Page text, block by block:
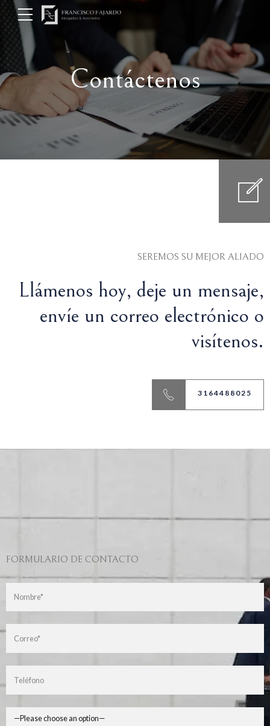
Contáctenos
SEREMOS SU MEJOR ALIADO
Llámenos hoy, deje un mensaje,
envíe un correo electrónico o
visítenos.
3164488025
FORMULARIO DE CONTACTO